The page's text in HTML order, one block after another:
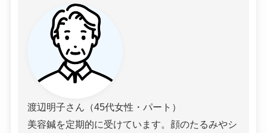
渡辺明子さん（45代女性・パート）
美容鍼を定期的に受けています。顔のたるみやシ